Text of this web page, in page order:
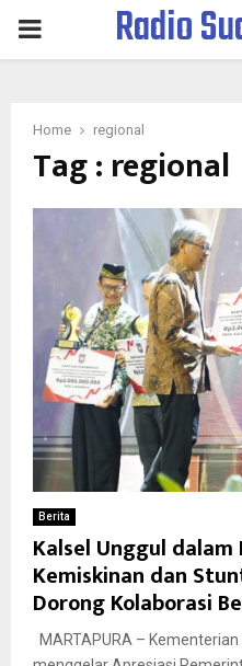
PRIMARYRadio
Home regional
Tag : regional
Berita
Kalsel Unggul
Kemiskinan dan
Dorong Kolaborasi
MARTAPURA –